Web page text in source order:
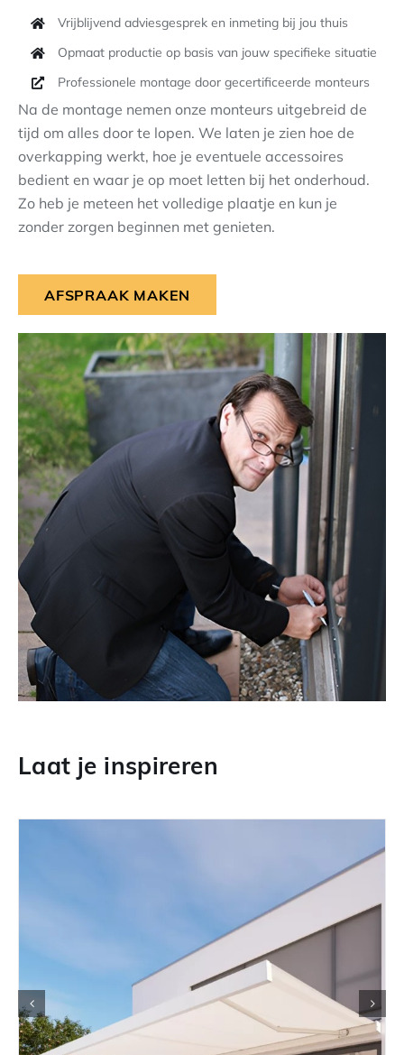
Vrijblijvend adviesgesprek en inmeting bij jou thuis
Opmaat productie op basis van jouw specifieke situatie
Professionele montage door gecertificeerde monteurs
Na de montage nemen onze monteurs uitgebreid de
tijd om alles door te lopen. We laten je zien hoe de
overkapping werkt, hoe je eventuele accessoires
bedient en waar je op moet letten bij het onderhoud.
Zo heb je meteen het volledige plaatje en kun je
zonder zorgen beginnen met genieten.
AFSPRAAK MAKEN
Laat je inspireren